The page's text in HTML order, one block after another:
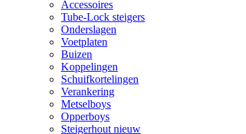
Accessoires
Tube-Lock steigers
Onderslagen
Voetplaten
Buizen
Koppelingen
Schuifkortelingen
Verankering
Metselboys
Opperboys
Steigerhout nieuw